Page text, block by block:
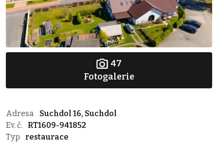
47
Fotogalerie
Adresa
Suchdol 16, Suchdol
Ev. č.
RT1609-941852
Typ
restaurace